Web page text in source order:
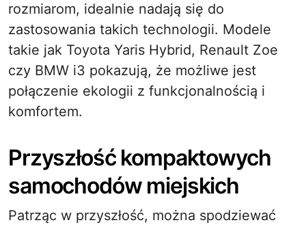
rozmiarom, idealnie nadają się do
zastosowania takich technologii. Modele
takie jak Toyota Yaris Hybrid, Renault Zoe
czy BMW i3 pokazują, że możliwe jest
połączenie ekologii z funkcjonalnością i
komfortem.
Przyszłość kompaktowych
samochodów miejskich
Patrząc w przyszłość, można spodziewać